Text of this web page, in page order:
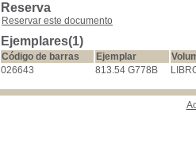
Reserva
Reservar este documento
Ejemplares(1)
Código de barras Ejemplar
026643
813.54 G778B